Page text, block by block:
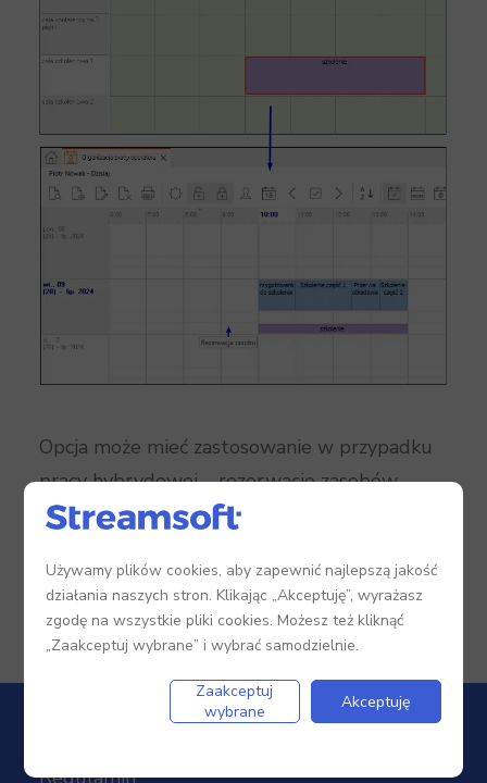
Opcja może mieć zastosowanie w przypadku
pracy hybrydowej – rezerwację zasobów
można wykorzystać np. do rezerwacji sal lub
Regulamin
Używamy plików cookies, aby zapewnić najlepszą jakość
działania naszych stron. Klikając „Akceptuję”, wyrażasz
zgodę na wszystkie pliki cookies. Możesz też kliknąć
„Zaakceptuj wybrane” i wybrać samodzielnie.
Zaakceptuj
wybrane
Akceptuję